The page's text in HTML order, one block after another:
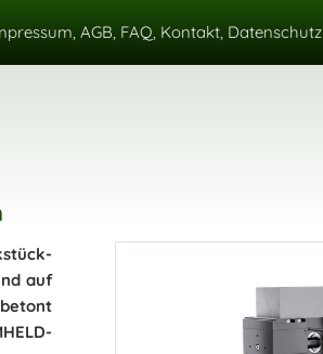
AGB, FAQ, Kontakt, Datenschutz
auf